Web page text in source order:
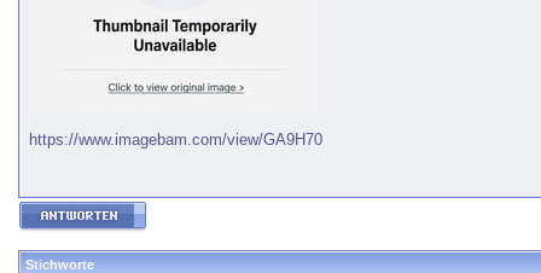
https://www.imagebam.com/view/GA9H70
Stichworte